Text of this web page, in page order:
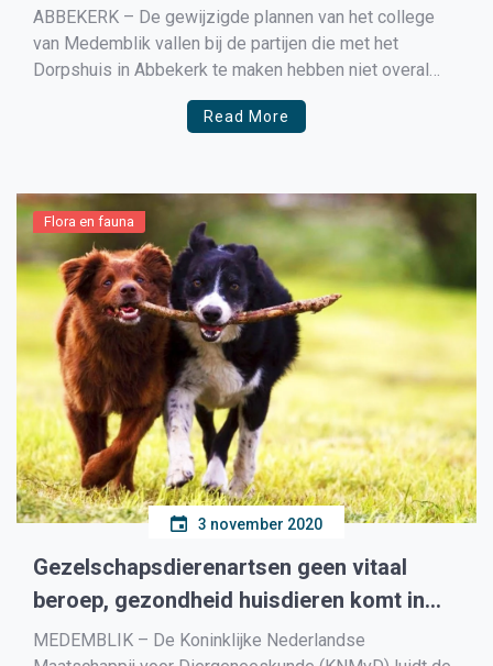
ABBEKERK – De gewijzigde plannen van het college
van Medemblik vallen bij de partijen die met het
Dorpshuis in Abbekerk te maken hebben niet overal
goed. Zo is Allure zich jarenlang sterk gemaakt voor het
samengaan van de school, een kindpartner, het
Read More
Flora en fauna
3 november 2020
Gezelschapsdierenartsen geen vitaal
beroep, gezondheid huisdieren komt in
gevaar
MEDEMBLIK – De Koninklijke Nederlandse